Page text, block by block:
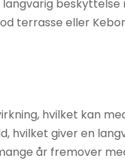
beskyttelse
terrasse eller
hvilket kan
giver en
år fremover